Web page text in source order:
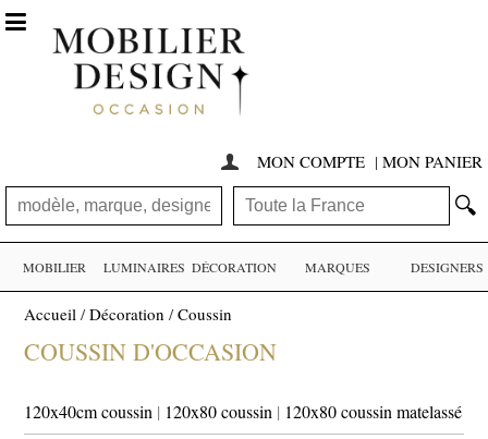
 MON COMPTE | MON PANIER
🔍

MOBILIER LUMINAIRES DÉCORATION MARQUES DESIGNERS
Accueil /Décoration /Coussin
COUSSIN D'OCCASION
120x40cm coussin | 120x80 coussin | 120x80 coussin matelassé